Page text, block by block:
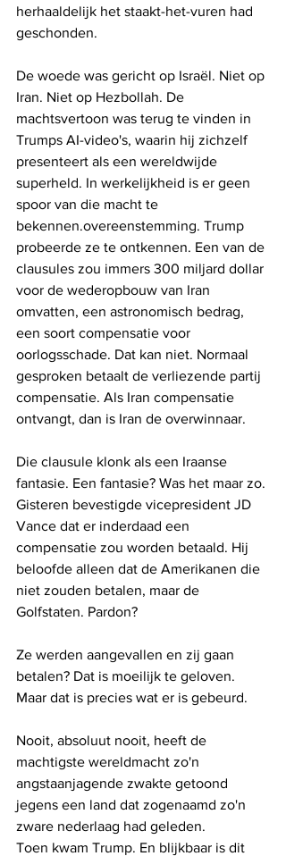
herhaaldelijk het staakt-het-vuren had
geschonden.
De woede was gericht op Israël. Niet op
Iran. Niet op Hezbollah. De
machtsvertoon was terug te vinden in
Trumps AI-video's, waarin hij zichzelf
presenteert als een wereldwijde
superheld. In werkelijkheid is er geen
spoor van die macht te
bekennen.overeenstemming. Trump
probeerde ze te ontkennen. Een van de
clausules zou immers 300 miljard dollar
voor de wederopbouw van Iran
omvatten, een astronomisch bedrag,
een soort compensatie voor
oorlogsschade. Dat kan niet. Normaal
gesproken betaalt de verliezende partij
compensatie. Als Iran compensatie
ontvangt, dan is Iran de overwinnaar.
Die clausule klonk als een Iraanse
fantasie. Een fantasie? Was het maar zo.
Gisteren bevestigde vicepresident JD
Vance dat er inderdaad een
compensatie zou worden betaald. Hij
beloofde alleen dat de Amerikanen die
niet zouden betalen, maar de
Golfstaten. Pardon?
Ze werden aangevallen en zij gaan
betalen? Dat is moeilijk te geloven.
Maar dat is precies wat er is gebeurd.
Nooit, absoluut nooit, heeft de
machtigste wereldmacht zo'n
angstaanjagende zwakte getoond
jegens een land dat zogenaamd zo'n
zware nederlaag had geleden.
Toen kwam Trump. En blijkbaar is dit